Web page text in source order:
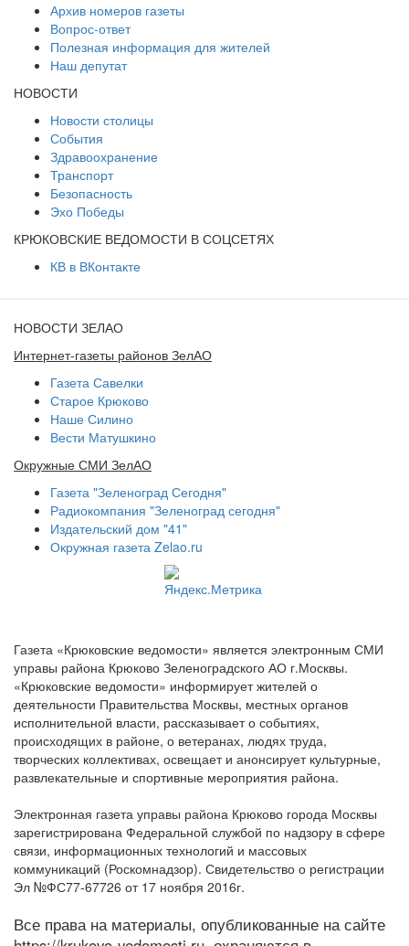
Архив номеров газеты
Вопрос-ответ
Полезная информация для жителей
Наш депутат
НОВОСТИ
Новости столицы
События
Здравоохранение
Транспорт
Безопасность
Эхо Победы
КРЮКОВСКИЕ ВЕДОМОСТИ В СОЦСЕТЯХ
КВ в ВКонтакте
НОВОСТИ ЗЕЛАО
Интернет-газеты районов ЗелАО
Газета Савелки
Старое Крюково
Наше Силино
Вести Матушкино
Окружные СМИ ЗелАО
Газета "Зеленоград Сегодня"
Радиокомпания "Зеленоград сегодня"
Издательский дом "41"
Окружная газета Zelao.ru
Газета «Крюковские ведомости» является электронным СМИ
управы района Крюково Зеленоградского АО г.Москвы.
«Крюковские ведомости» информирует жителей о
деятельности Правительства Москвы, местных органов
исполнительной власти, рассказывает о событиях,
происходящих в районе, о ветеранах, людях труда,
творческих коллективах, освещает и анонсирует культурные,
развлекательные и спортивные мероприятия района.
Электронная газета управы района Крюково города Москвы
зарегистрирована Федеральной службой по надзору в сфере
связи, информационных технологий и массовых
коммуникаций (Роскомнадзор). Свидетельство о регистрации
Эл №ФС77-67726 от 17 ноября 2016г.
Все права на материалы, опубликованные на сайте